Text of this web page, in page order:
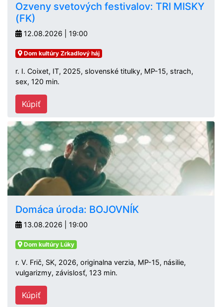
Ozveny svetových festivalov: TRI MISKY
(FK)
12.08.2026 | 19:00
Dom kultúry Zrkadlový háj
r. I. Coixet, IT, 2025, slovenské titulky, MP-15, strach,
sex, 120 min.
Kúpiť
Domáca úroda: BOJOVNÍK
13.08.2026 | 19:00
Dom kultúry Lúky
r. V. Frič, SK, 2026, originalna verzia, MP-15, násilie,
vulgarizmy, závislosť, 123 min.
Kúpiť